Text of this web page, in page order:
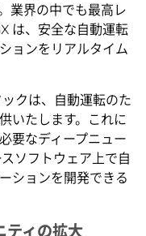
業界の中でも最高レ
は、安全な自動運転
ョンをリアルタイム
クは、自動運転のた
いたします。これに
要なディープニュー
ソフトウェア上で自
ションを開発できる
ティの拡大